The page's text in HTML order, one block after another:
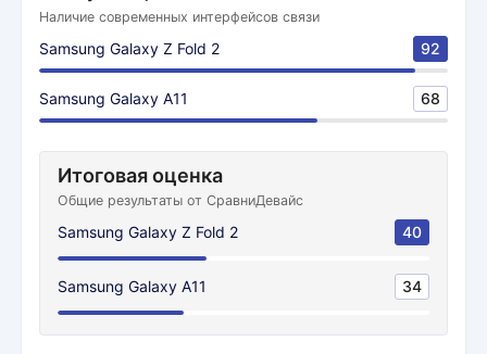
Наличие современных интерфейсов связи
Samsung Galaxy Z Fold 2 92
Samsung Galaxy A11 68
Итоговая оценка
Общие результаты от СравниДевайс
Samsung Galaxy Z Fold 2 40
Samsung Galaxy A11 34